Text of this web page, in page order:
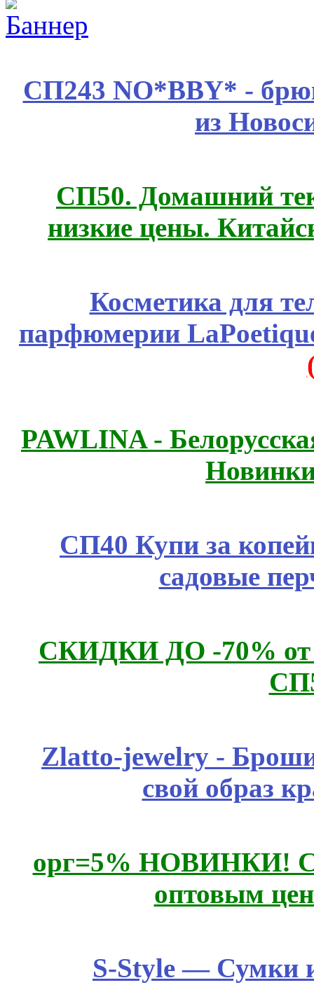
СП243 NO*BBY* -
из
СП50. Домашний
низкие цены.
Косметика для
парфюмерии
PAWLINA -
СП40 Купи за
садовые
СКИДКИ ДО -70%
Zlatto-jewelry -
свой образ
орг=5% НОВИНКИ!
оптовым
S-Style — Сумки